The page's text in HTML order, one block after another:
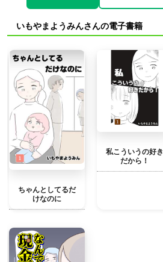
いもやまようみんさんの電子書籍
ちゃんとしてるだ
けなのに
私こういうの好き
だから！